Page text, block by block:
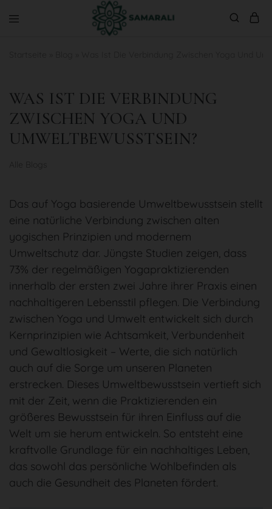
und
Lifestyle-
Marke
mit
Sitz
in
WAS IST DIE VERBINDUNG
ZWISCHEN YOGA UND
UMWELTBEWUSSTSEIN?
Das auf Yoga basierende Umweltbewusstsein stellt
eine natürliche Verbindung zwischen alten
yogischen Prinzipien und modernem
Umweltschutz dar. Jüngste Studien zeigen, dass
73% der regelmäßigen Yogapraktizierenden
innerhalb der ersten zwei Jahre ihrer Praxis einen
nachhaltigeren Lebensstil pflegen. Die Verbindung
zwischen Yoga und Umwelt entwickelt sich durch
Kernprinzipien wie Achtsamkeit, Verbundenheit
und Gewaltlosigkeit – Werte, die sich natürlich
auch auf die Sorge um unseren Planeten
erstrecken. Dieses Umweltbewusstsein vertieft sich
mit der Zeit, wenn die Praktizierenden ein
größeres Bewusstsein für ihren Einfluss auf die
Welt um sie herum entwickeln. So entsteht eine
kraftvolle Grundlage für ein nachhaltiges Leben,
das sowohl das persönliche Wohlbefinden als
auch die Gesundheit des Planeten fördert.